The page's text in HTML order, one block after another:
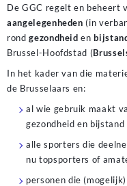
De GGC regelt en beheert
aangelegenheden (in
rondgezondheid en
Brussel-Hoofdstad (
In het kader van die
de Brusselaars en:
al wie gebruik maakt
gezondheid en bijstand
alle sporters die
nu topsporters of
personen die